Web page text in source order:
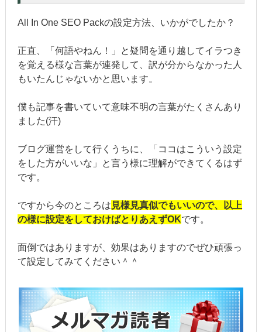
All In One SEO Packの設定方法、いかがでしたか？
正直、「何語やねん！」と疑問を通り越してイラつき
を覚える様な言葉が連発して、訳が分からなかった人
もいたんじゃないかと思います。
僕も記事を書いていて意味不明の言葉がたくさんあり
ました(汗)
ブログ運営をして行くうちに、「ココはこういう設定
をした方がいいな」と言う様に理解ができてくるはず
です。
ですから今のところは 見様見真似でもいいので、以上
の様に設定をしておけばとりあえずOKです。
面倒ではありますが、効果はありますのでぜひ頑張っ
て設定してみてください＾＾